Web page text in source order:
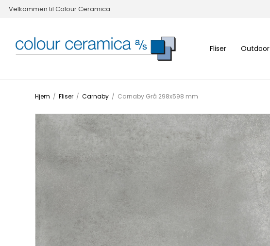
Velkommen til Colour Ceramica
Fliser Outdoor
Hjem / Fliser / Carnaby / Carnaby Grå 298x598 mm